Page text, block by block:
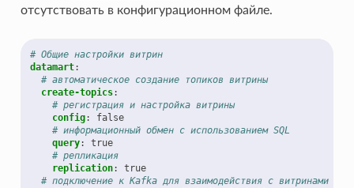
отсутствовать в конфигурационном файле.
# Общие настройки витрин
datamart:
# автоматическое создание топиков витрины
create-topics:
# регистрация и настройка витрины
config:
false
# информационный обмен с использованием SQL
query:
true
# репликация
replication:
true
# подключение к Kafka для взаимодействия с витринами